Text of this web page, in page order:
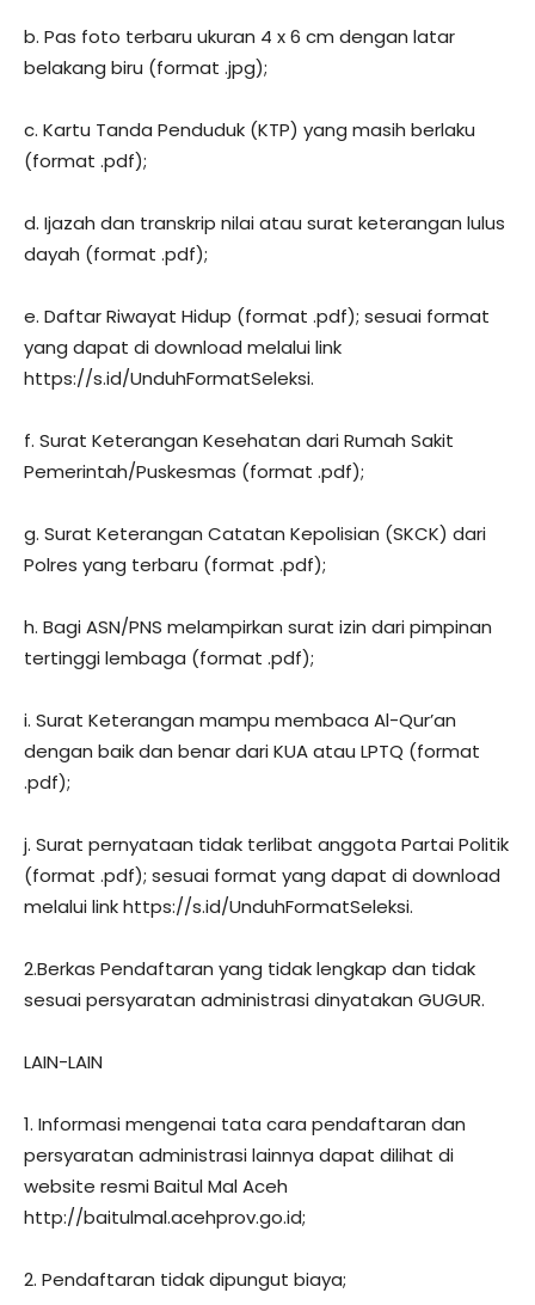
b. Pas foto terbaru ukuran 4 x 6 cm dengan latar
belakang biru (format .jpg);
c. Kartu Tanda Penduduk (KTP) yang masih berlaku
(format .pdf);
d. Ijazah dan transkrip nilai atau surat keterangan lulus
dayah (format .pdf);
e. Daftar Riwayat Hidup (format .pdf); sesuai format
yang dapat di download melalui link
https://s.id/UnduhFormatSeleksi.
f. Surat Keterangan Kesehatan dari Rumah Sakit
Pemerintah/Puskesmas (format .pdf);
g. Surat Keterangan Catatan Kepolisian (SKCK) dari
Polres yang terbaru (format .pdf);
h. Bagi ASN/PNS melampirkan surat izin dari pimpinan
tertinggi lembaga (format .pdf);
i. Surat Keterangan mampu membaca Al-Qur’an
dengan baik dan benar dari KUA atau LPTQ (format
.pdf);
j. Surat pernyataan tidak terlibat anggota Partai Politik
(format .pdf); sesuai format yang dapat di download
melalui link https://s.id/UnduhFormatSeleksi.
2.Berkas Pendaftaran yang tidak lengkap dan tidak
sesuai persyaratan administrasi dinyatakan GUGUR.
LAIN-LAIN
1. Informasi mengenai tata cara pendaftaran dan
persyaratan administrasi lainnya dapat dilihat di
website resmi Baitul Mal Aceh
http://baitulmal.acehprov.go.id;
2. Pendaftaran tidak dipungut biaya;